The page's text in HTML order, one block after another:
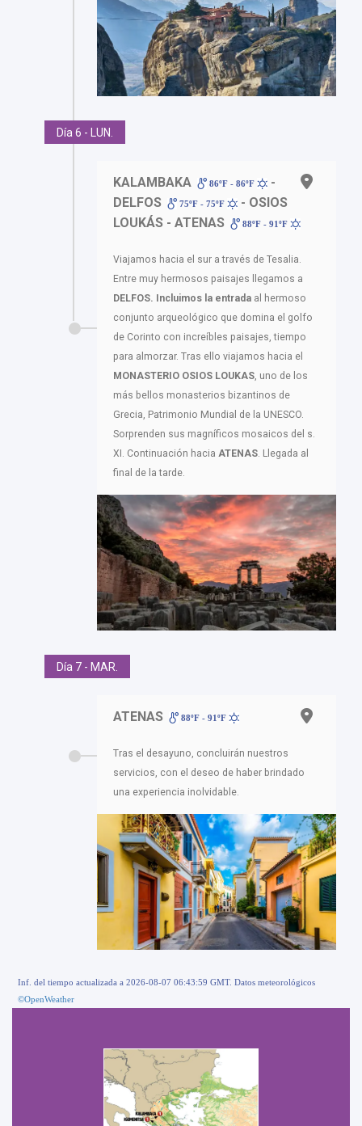
Día 6 - LUN.
KALAMBAKA 86ºF - 86ºF
-
DELFOS
75ºF - 75ºF
- OSIOS
LOUKÁS - ATENAS
88ºF - 91ºF
Viajamos hacia el sur a través de Tesalia.
Entre muy hermosos paisajes llegamos a
DELFOS. Incluimos la entrada al hermoso
conjunto arqueológico que domina el golfo
de Corinto con increíbles paisajes, tiempo
para almorzar. Tras ello viajamos hacia el
MONASTERIO OSIOS LOUKAS, uno de los
más bellos monasterios bizantinos de
Grecia, Patrimonio Mundial de la UNESCO.
Sorprenden sus magníficos mosaicos del s.
XI. Continuación hacia ATENAS. Llegada al
final de la tarde.
Día 7 - MAR.
ATENAS 88ºF - 91ºF
Tras el desayuno, concluirán nuestros
servicios, con el deseo de haber brindado
una experiencia inolvidable.
Inf. del tiempo actualizada a 2026-08-07 06:43:59 GMT. Datos meteorológicos
©OpenWeather